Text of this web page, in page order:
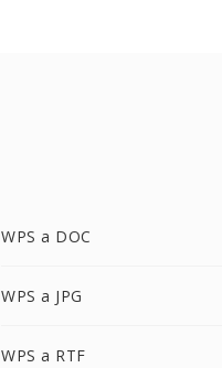
WPS a DOC
WPS a JPG
WPS a RTF